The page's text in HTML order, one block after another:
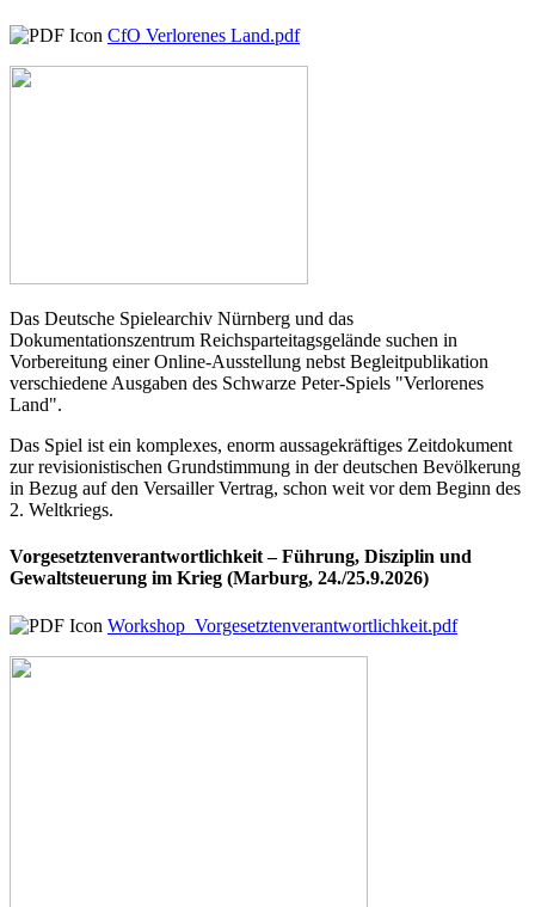
CfO Verlorenes Land.pdf
Das Deutsche Spielearchiv Nürnberg und das
Dokumentationszentrum Reichsparteitagsgelände suchen in
Vorbereitung einer Online-Ausstellung nebst Begleitpublikation
verschiedene Ausgaben des Schwarze Peter-Spiels "Verlorenes
Land".
Das Spiel ist ein komplexes, enorm aussagekräftiges Zeitdokument
zur revisionistischen Grundstimmung in der deutschen Bevölkerung
in Bezug auf den Versailler Vertrag, schon weit vor dem Beginn des
2. Weltkriegs.
Vorgesetztenverantwortlichkeit – Führung, Disziplin und
Gewaltsteuerung im Krieg (Marburg, 24./25.9.2026)
Workshop_Vorgesetztenverantwortlichkeit.pdf